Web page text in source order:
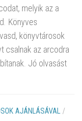
melyik az a
Könyves
könyvtárosok
csalnak az arcodra
Jó olvasást
AJÁNLÁSÁVAL /